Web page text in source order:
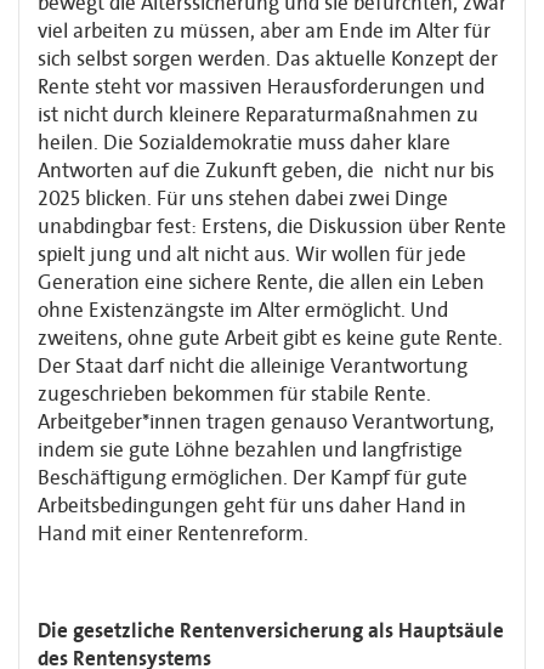
viel arbeiten zu müssen, aber am Ende im Alter für
sich selbst sorgen werden. Das aktuelle Konzept der
Rente steht vor massiven Herausforderungen und
ist nicht durch kleinere Reparaturmaßnahmen zu
heilen. Die Sozialdemokratie muss daher klare
Antworten auf die Zukunft geben, die nicht nur bis
2025 blicken. Für uns stehen dabei zwei Dinge
unabdingbar fest: Erstens, die Diskussion über Rente
spielt jung und alt nicht aus. Wir wollen für jede
Generation eine sichere Rente, die allen ein Leben
ohne Existenzängste im Alter ermöglicht. Und
zweitens, ohne gute Arbeit gibt es keine gute Rente.
Der Staat darf nicht die alleinige Verantwortung
zugeschrieben bekommen für stabile Rente.
Arbeitgeber*innen tragen genauso Verantwortung,
indem sie gute Löhne bezahlen und langfristige
Beschäftigung ermöglichen. Der Kampf für gute
Arbeitsbedingungen geht für uns daher Hand in
Hand mit einer Rentenreform.
Die gesetzliche Rentenversicherung als Hauptsäule
des Rentensystems